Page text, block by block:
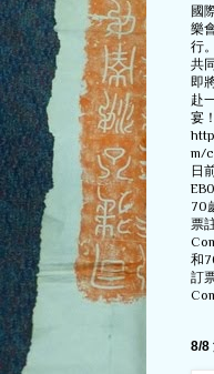
國
樂
行
共
即
赴
宴
m/
日
70
票
和
訂
8/8